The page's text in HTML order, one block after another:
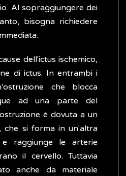
Al sopraggiungere dei
bisogna richiedere
dell'ictus ischemico,
di ictus. In entrambi i
che blocca
ad una parte del
è dovuta a un
che si forma in un'altra
raggiunge le arterie
il cervello. Tuttavia
anche da materiale